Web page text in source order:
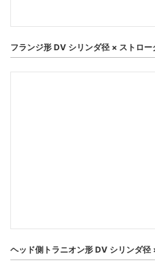
フランジ形 DV シリンダ径 × ストロ
ヘッド側トラニオン形 DV シリンダ径